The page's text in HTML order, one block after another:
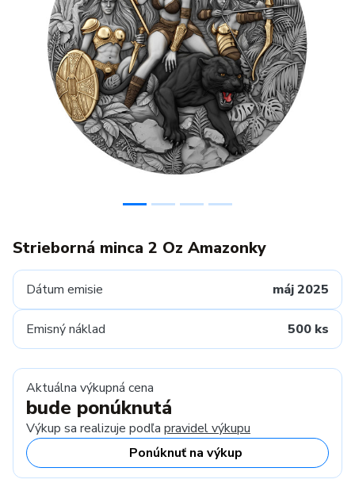
Previous
Strieborná minca 2 Oz Amazonky
Dátum emisie máj 2025
Emisný náklad 500 ks
Aktuálna výkupná cena
bude ponúknutá
Výkup sa realizuje podľa pravidel výkupu
Ponúknuť na výkup